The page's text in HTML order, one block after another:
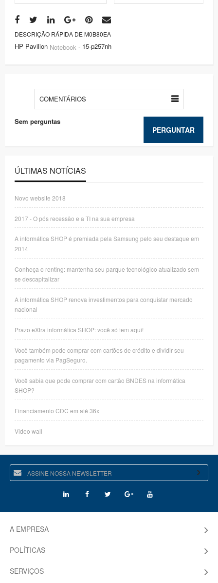
DESCRIÇÃO RÁPIDA DE M0B80EA
HP Pavilion Notebook - 15-p257nh
COMENTÁRIOS
PERGUNTAR
Sem perguntas
ÚLTIMAS NOTÍCIAS
Novo website 2018
2017 - O pós recessão e a TI na sua empresa
A informática SHOP é premiada pela Samsung pelo seu destaque em
2014
Conheça o renting: mantenha seu parque tecnológico atualizado sem
se descapitalizar
A informática SHOP renova investimentos para conquistar mercado
nacional
Prazo eXtra informática SHOP: você só tem aqui!
Você também pode comprar com cartões de crédito e dividir seu
pagamento via PagSeguro.
Você sabia que pode comprar com cartão BNDES na informática
SHOP?
Financiamento CDC em até 36x
Video wall
A EMPRESA
POLÍTICAS
SERVIÇOS